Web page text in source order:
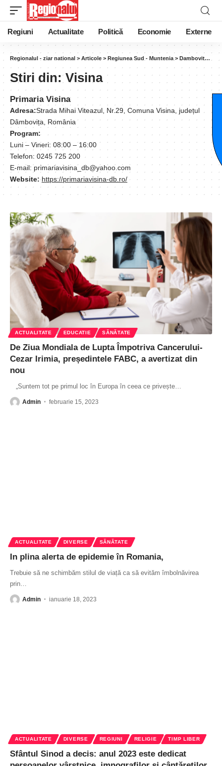
Regiuni Actualitate Politică Economie Externe
Regionalul - ziar national > Articole > Regiunea Sud - Muntenia > Dambovita >
Stiri din:Visina
Primaria Visina
Adresa:Strada Mihai Viteazul, Nr.29, Comuna Visina, județul
Dâmbovița, România
Program:
Luni – Vineri: 08:00 – 16:00
Telefon: 0245 725 200
E-mail: primariavisina_db@yahoo.com
Website: https://primariavisina-db.ro/
ACTUALITATE EDUCATIE SĂNĂTATE
De Ziua Mondiala de Lupta Împotriva Cancerului-
Cezar Irimia, președintele FABC, a avertizat din
nou
„Suntem tot pe primul loc în Europa în ceea ce privește
Admin februarie 15, 2023
ACTUALITATE DIVERSE SĂNĂTATE
In plina alerta de epidemie în Romania,
Trebuie să ne schimbăm stilul de viață ca să evităm îmbolnăvirea
prin
Admin ianuarie 18, 2023
ACTUALITATE DIVERSE REGIUNI RELIGIE TIMP LIBER
Sfântul Sinod a decis: anul 2023 este dedicat